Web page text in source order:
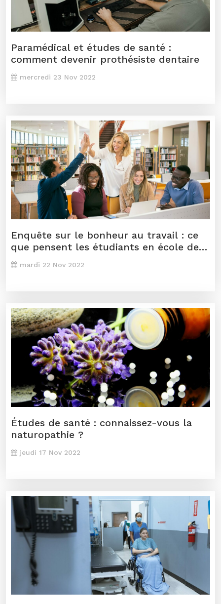
Paramédical et études de santé :
comment devenir prothésiste dentaire
mercredi 23 Nov 2022
Enquête sur le bonheur au travail : ce
que pensent les étudiants en école de
commerce
mardi 22 Nov 2022
Études de santé : connaissez-vous la
naturopathie ?
jeudi 17 Nov 2022